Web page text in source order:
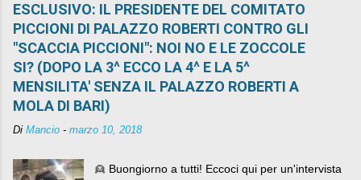
ESCLUSIVO: IL PRESIDENTE DEL COMITATO
PICCIONI DI PALAZZO ROBERTI CONTRO GLI
"SCACCIA PICCIONI": NOI NO E LE ZOCCOLE
SI? (DOPO LA 3^ ECCO LA 4^ E LA 5^
MENSILITA' SENZA IL PALAZZO ROBERTI A
MOLA DI BARI)
Di Mancio - marzo 10, 2018
👱 Buongiorno a tutti! Eccoci qui per un'intervista